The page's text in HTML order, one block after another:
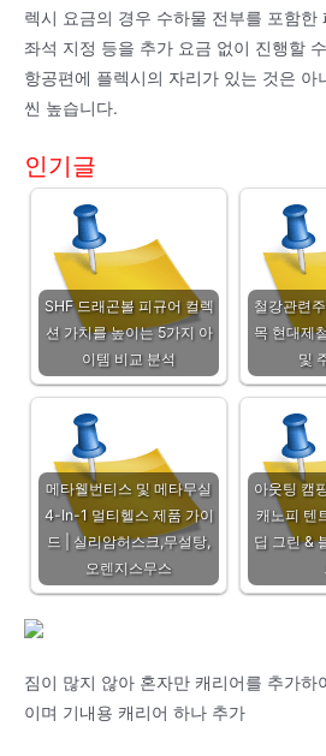
렉시 요금의 경우 수하물 전부를 포함한
좌석 지정 등을 추가 요금 없이 진행할
항공편에 플렉시의 자리가 있는 것은 아
씬 높습니다.
인기글
SHF 드래곤볼 피규어 컬렉
션 가치를 높이는 5가지 아
이템 비교 분석
철강관련
목 현대제
및
메타웰번티스 및 메타무실
4-In-1 멀티헬스 제품 가이
드 | 실리암허스크,무설탕,
오렌지스무스
아웃팅 캠
캐노피 텐
딥 그린 &
짐이 많지 않아 혼자만 캐리어를 추가하
이며 기내용 캐리어 하나 추가